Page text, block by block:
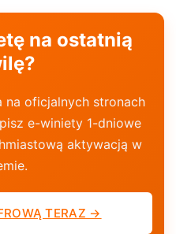
na ostatnią
na oficjalnych stronach
e-winiety 1-dniowe
aktywacją w
TERAZ →